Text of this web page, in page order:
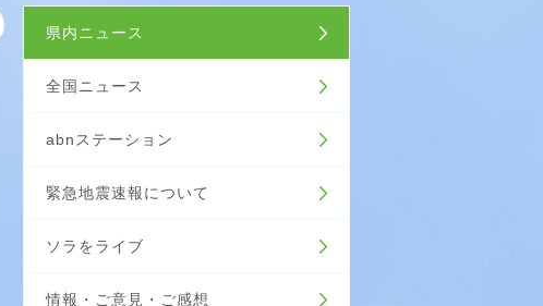
県内ニュース
県内ニュース
全国ニュース
abnステーション
緊急地震速報について
ソラをライブ
情報・ご意見・ご感想